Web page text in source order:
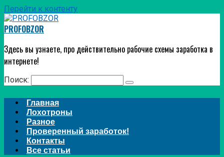
Перейти к контенту
PROFOBZOR
Здесь вы узнаете, про действительно рабочие схемы заработка в
интернете!
Поиск:
Главная
Лохотроны
Разное
Проверенный заработок!
Контакты
Все статьи